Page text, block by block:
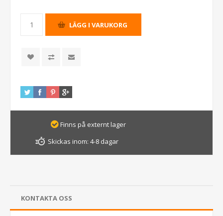
Finns på externt lager
Skickas inom: 4-8 dagar
KONTAKTA OSS